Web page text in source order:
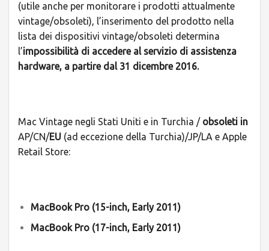
(utile anche per monitorare i prodotti attualmente
vintage/obsoleti), l’inserimento del prodotto nella
lista dei dispositivi vintage/obsoleti determina
l’impossibilità di accedere al servizio di assistenza
hardware, a partire dal 31 dicembre 2016.
Mac Vintage negli Stati Uniti e in Turchia / obsoleti in
AP/CN/EU (ad eccezione della Turchia)/JP/LA e Apple
Retail Store:
MacBook Pro (15-inch, Early 2011)
MacBook Pro (17-inch, Early 2011)